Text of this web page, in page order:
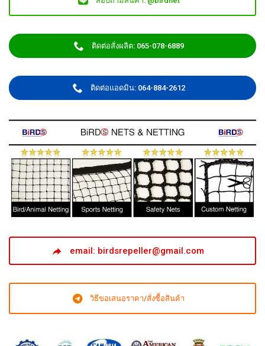
ติดต่อสั่งผลิต: 065-078-6889
ติดต่อแอดมิน: 064-884-2612
email: birdsrepeller@gmail.com
วิธีขอเสนอราคา/สั่งซื้อสินค้า